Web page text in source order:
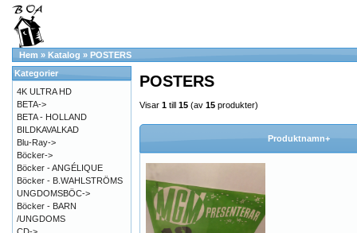
Hem » Katalog » POSTERS
POSTERS
Visar 1 till 15 (av 15 produkter)
Produktnamn+
Kategorier
4K ULTRA HD
BETA->
BETA - HOLLAND
BILDKAVALKAD
Blu-Ray->
Böcker->
Böcker - ANGÉLIQUE
Böcker - B.WAHLSTRÖMS
UNGDOMSBÖC->
Böcker - BARN
/UNGDOMS